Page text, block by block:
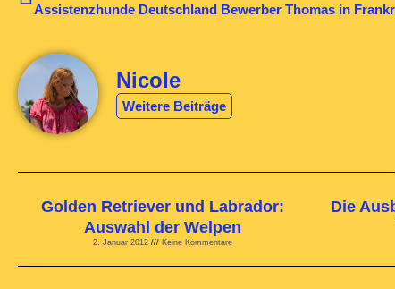
Nicole
Weitere Beiträge
Golden Retriever und Labrador:
Auswahl der Welpen
2. Januar 2012 Keine Kommentare
Die